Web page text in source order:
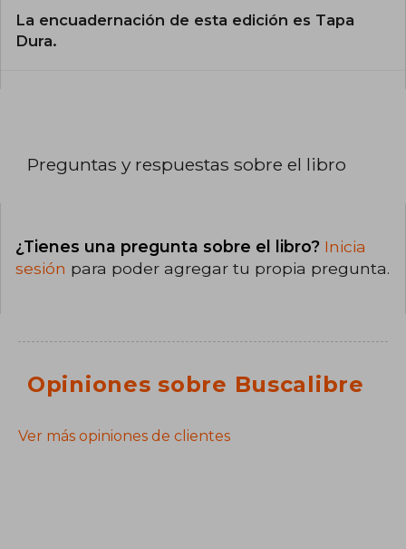
La encuadernación de esta edición es Tapa
Dura.
Preguntas y respuestas sobre el libro
¿Tienes una pregunta sobre el libro? Inicia
sesión para poder agregar tu propia pregunta.
Opiniones sobre Buscalibre
Ver más opiniones de clientes